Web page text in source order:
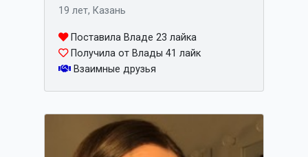
19 лет, Казань
Поставила Владе 23 лайка
Получила от Влады 41 лайк
Взаимные друзья